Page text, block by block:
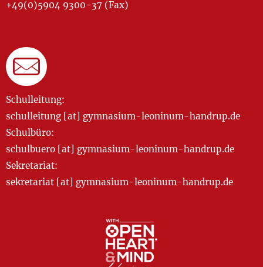
+49(0)5904 9300-37 (Fax)
Schulleitung:
schulleitung [at] gymnasium-leoninum-handrup.de
Schulbüro:
schulbuero [at] gymnasium-leoninum-handrup.de
Sekretariat:
sekretariat [at] gymnasium-leoninum-handrup.de